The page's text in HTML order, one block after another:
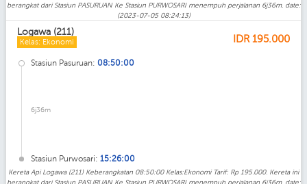
berangkat dari Stasiun PASURUAN Ke Stasiun PURWOSARI menempuh perjalanan 6j36m. date:
(2023-07-05 08:24:13)
Logawa (211)
Kelas: Ekonomi IDR 195.000
Stasiun Pasuruan: 08:50:00
6j36m
Stasiun Purwosari: 15:26:00
Kereta Api Logawa (211) Keberangkatan 08:50:00 Kelas:Ekonomi Tarif: Rp 195.000. Kereta ini
berangkat dari Stasiun PASURUAN Ke Stasiun PURWOSARI menempuh perjalanan 6j36m. date: